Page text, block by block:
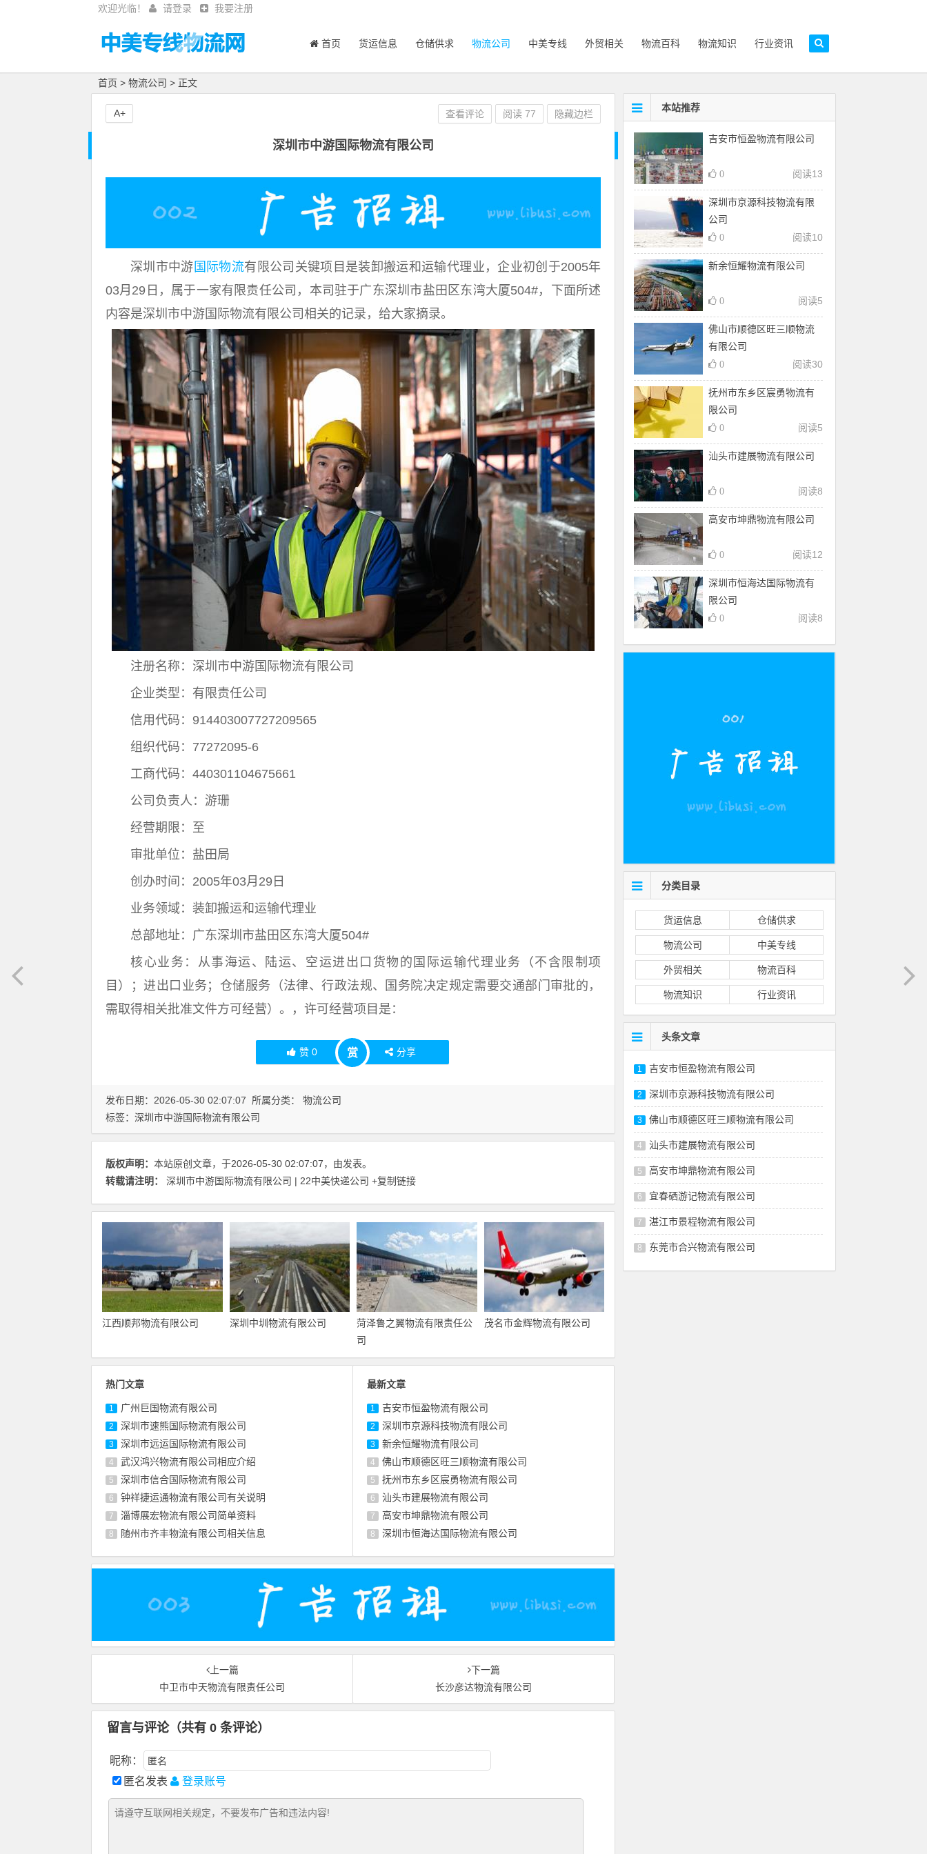
欢迎光临！ 请登录 我要注册
首页 货运信息 仓储供求 物流公司 中美专线 外贸相关 物流百科 物流知识 行业资讯
首页 > 物流公司 > 正文
深圳市中游国际物流有限公司
深圳市中游 国际物流有限公司关键项目是装卸搬运和运输代理业，企业初创于2005年
03月29日，属于一家有限责任公司，本司驻于广东深圳市盐田区东湾大厦504#，下面所述
内容是深圳市中游国际物流有限公司相关的记录，给大家摘录。
注册名称：深圳市中游国际物流有限公司
企业类型：有限责任公司
信用代码：914403007727209565
组织代码：77272095-6
工商代码：440301104675661
公司负责人：游珊
经营期限：至
审批单位：盐田局
创办时间：2005年03月29日
业务领域：装卸搬运和运输代理业
总部地址：广东深圳市盐田区东湾大厦504#
核心业务：从事海运、陆运、空运进出口货物的国际运输代理业务（不含限制项
目）；进出口业务；仓储服务（法律、行政法规、国务院决定规定需要交通部门审批的，
需取得相关批准文件方可经营）。，许可经营项目是：
赞0 赏 分享
查看评论 阅读77 隐藏边栏
A+
发布日期：2026-05-30 02:07:07 所属分类： 物流公司
标签： 深圳市中游国际物流有限公司
版权声明： 本站原创文章，于2026-05-30 02:07:07，由发表。
转载请注明：
深圳市中游国际物流有限公司 | 22中美快递公司 +复制链接
江西顺邦物流有限公司 深圳中圳物流有限公司
菏泽鲁之翼物流有限责任公
司
茂名市金辉物流有限公司
热门文章
1 广州巨国物流有限公司
2 深圳市速熊国际物流有限公司
3 深圳市远运国际物流有限公司
4 武汉鸿兴物流有限公司相应介绍
5 深圳市信合国际物流有限公司
6 钟祥捷运通物流有限公司有关说明
7 淄博展宏物流有限公司简单资料
8 随州市齐丰物流有限公司相关信息
最新文章
1 吉安市恒盈物流有限公司
2 深圳市京源科技物流有限公司
3 新余恒耀物流有限公司
4 佛山市顺德区旺三顺物流有限公司
5 抚州市东乡区宸勇物流有限公司
6 汕头市建展物流有限公司
7 高安市坤鼎物流有限公司
8 深圳市恒海达国际物流有限公司
上一篇
中卫市中天物流有限责任公司
下一篇
长沙彦达物流有限公司
留言与评论（共有 0 条评论）
昵称：
匿名发表
登录账号
本站推荐
吉安市恒盈物流有限公司
阅读13
0
深圳市京源科技物流有限
公司
阅读10
0
新余恒耀物流有限公司
阅读5
0
佛山市顺德区旺三顺物流
有限公司
阅读30
0
抚州市东乡区宸勇物流有
限公司
阅读5
0
汕头市建展物流有限公司
阅读8
0
高安市坤鼎物流有限公司
阅读12
0
深圳市恒海达国际物流有
限公司
阅读8
0
分类目录
货运信息 仓储供求
物流公司 中美专线
外贸相关 物流百科
物流知识 行业资讯
头条文章
1 吉安市恒盈物流有限公司
2 深圳市京源科技物流有限公司
3 佛山市顺德区旺三顺物流有限公司
4 汕头市建展物流有限公司
5 高安市坤鼎物流有限公司
6 宜春硒游记物流有限公司
7 湛江市景程物流有限公司
8 东莞市合兴物流有限公司